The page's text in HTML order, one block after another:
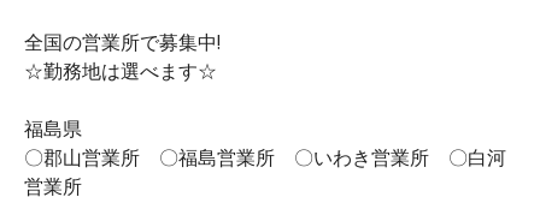
全国の営業所で募集中!
☆勤務地は選べます☆
福島県
〇郡山営業所 〇福島営業所 〇いわき営業所 〇白河
営業所